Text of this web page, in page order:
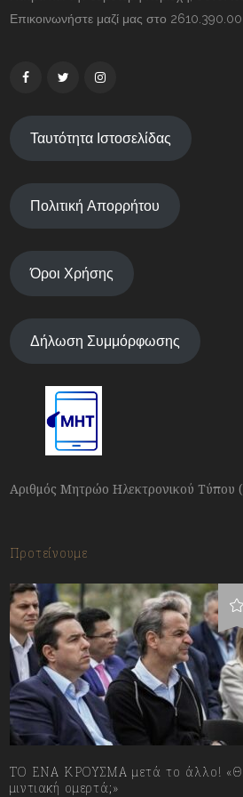
Επικοινωνήστε μαζί μας στο
Ταυτότητα Ιστοσελίδας
Πολιτική Απορρήτου
Όροι Χρήσης
Δήλωση Συμμόρφωσης
Αριθμός Μητρώο Ηλεκτρονικού
Προτείνουμε
ΤΟ ΕΝΑ ΚΡΟΥΣΜΑ μετά το άλλο!
μιντιακή ομερτά;»